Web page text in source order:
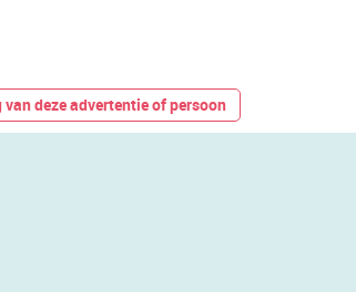
deze advertentie of persoon